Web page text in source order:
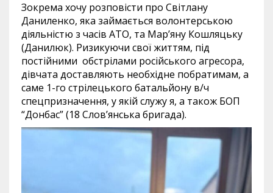
Зокрема хочу розповісти про Світлану
Даниленко, яка займається волонтерською
діяльністю з часів АТО, та Мар’яну Кошляцьку
(Данилюк). Ризикуючи свої життям, під
постійними обстрілами російського агресора,
дівчата доставляють необхідне побратимам, а
саме 1-го стрілецького батальйону в/ч
спецпризначення, у якій служу я, а також БОП
“Донбас” (18 Слов’янська бригада).